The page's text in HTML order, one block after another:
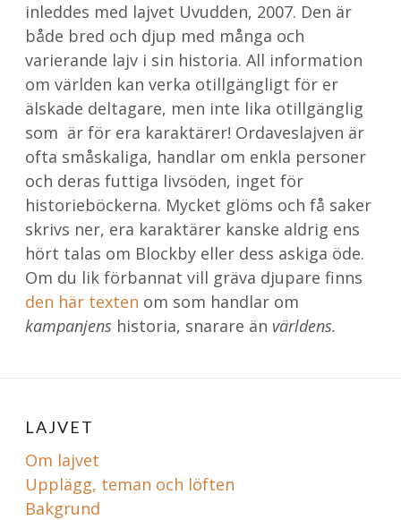
inleddes med lajvet Uvudden, 2007. Den är
både bred och djup med många och
varierande lajv i sin historia. All information
om världen kan verka otillgängligt för er
älskade deltagare, men inte lika otillgänglig
som är för era karaktärer! Ordaveslajven är
ofta småskaliga, handlar om enkla personer
och deras futtiga livsöden, inget för
historieböckerna. Mycket glöms och få saker
skrivs ner, era karaktärer kanske aldrig ens
hört talas om Blockby eller dess askiga öde.
Om du lik förbannat vill gräva djupare finns
den här texten om som handlar om
kampanjens historia, snarare än världens.
LAJVET
Om lajvet
Upplägg, teman och löften
Bakgrund